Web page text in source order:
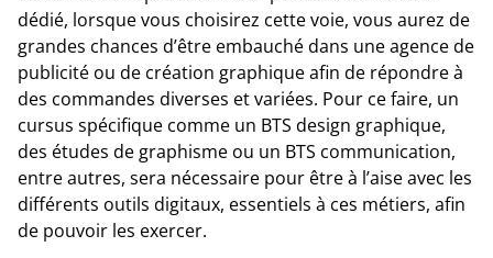
dédié, lorsque vous choisirez cette voie, vous aurez de
grandes chances d’être embauché dans une agence de
publicité ou de création graphique afin de répondre à
des commandes diverses et variées. Pour ce faire, un
cursus spécifique comme un BTS design graphique,
des études de graphisme ou un BTS communication,
entre autres, sera nécessaire pour être à l’aise avec les
différents outils digitaux, essentiels à ces métiers, afin
de pouvoir les exercer.